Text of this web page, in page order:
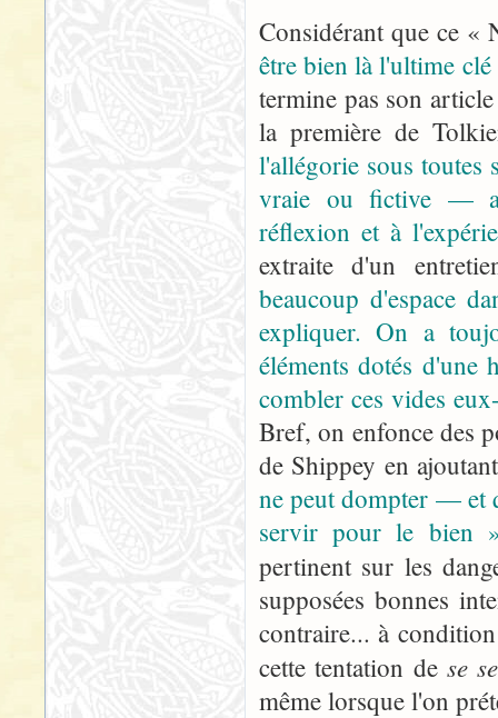
Considérant que ce
être bien là l'ultime
termine pas son
la première de
l'allégorie sous toutes
vraie ou fictive —
réflexion et à
extraite d'un
beaucoup d'espace
expliquer. On a
éléments dotés d'une
combler ces vides
Bref, on enfonce des
de Shippey en
ne peut dompter — et
servir pour le bien
pertinent sur les
supposées bonnes
contraire... à
cette tentation de se
même lorsque l'on